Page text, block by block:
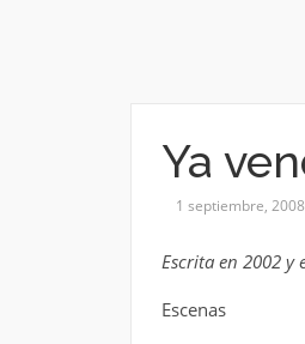
Ya
1 septiembre, 2008
Escrita en 2002 y
Escenas